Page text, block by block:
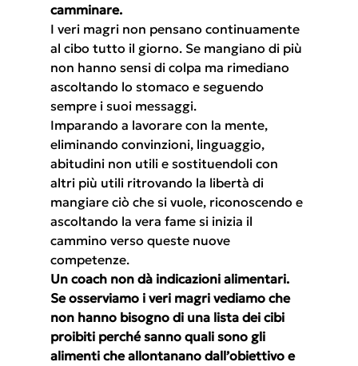
camminare.
I veri magri non pensano continuamente
al cibo tutto il giorno. Se mangiano di più
non hanno sensi di colpa ma rimediano
ascoltando lo stomaco e seguendo
sempre i suoi messaggi.
Imparando a lavorare con la mente,
eliminando convinzioni, linguaggio,
abitudini non utili e sostituendoli con
altri più utili ritrovando la libertà di
mangiare ciò che si vuole, riconoscendo e
ascoltando la vera fame si inizia il
cammino verso queste nuove
competenze.
Un coach non dà indicazioni alimentari.
Se osserviamo i veri magri vediamo che
non hanno bisogno di una lista dei cibi
proibiti perché sanno quali sono gli
alimenti che allontanano dall’obiettivo e